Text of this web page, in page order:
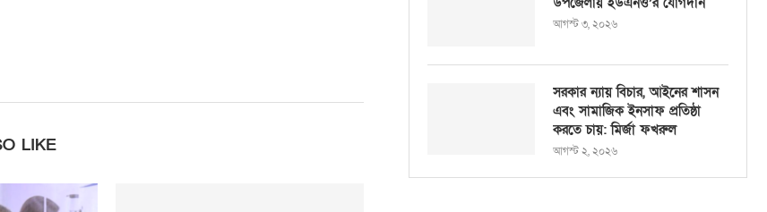
LIKE
আগস্ট ৩, ২০২৬
সরকার ন্যায় বিচার, আইনের শাসন
এবং সামাজিক ইনসাফ প্রতিষ্ঠা
করতে চায়: মির্জা ফখরুল
আগস্ট ২, ২০২৬